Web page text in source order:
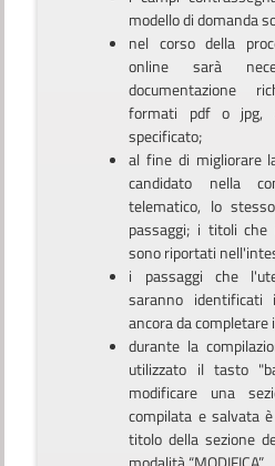
modello di domanda
nel corso della
online sarà
documentazione
formati pdf o jpg,
specificato;
al fine di migliorare
candidato nella
telematico, lo
passaggi; i titoli che
sono riportati
i passaggi che
saranno identificati
ancora da completare
durante la
utilizzato il tasto
modificare una
compilata e salvata
titolo della sezione